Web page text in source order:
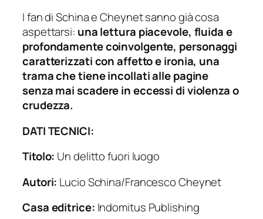
I fan di Schina e Cheynet sanno già cosa
aspettarsi: una lettura piacevole, fluida e
profondamente coinvolgente, personaggi
caratterizzati con affetto e ironia, una
trama che tiene incollati alle pagine
senza mai scadere in eccessi di violenza o
crudezza.
DATI TECNICI:
Titolo: Un delitto fuori luogo
Autori: Lucio Schina/Francesco Cheynet
Casa editrice: Indomitus Publishing